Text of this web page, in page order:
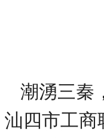
潮湧三秦
汕四市工商